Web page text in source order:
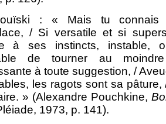
: « Mais tu connais
/ Si versatile et si
à ses instincts, instable,
de tourner au
à toute suggestion, /
les ragots sont sa pâture,
» (Alexandre Pouchkine,
1973, p. 141).